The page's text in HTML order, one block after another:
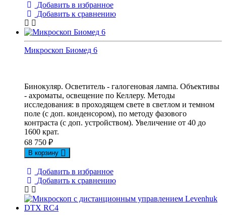
Добавить в избранное
Добавить к сравнению
Микpоскоп Биомед 6
Бинокуляр. Осветитель - галогеновая лампа. Объективы
- ахроматы, освещение по Келлеру. Методы
исследования: в проходящем свете в светлом и темном
поле (с доп. конденсором), по методу фазового
контраста (с доп. устройством). Увеличение от 40 до
1600 крат.
68 750 ₽
В корзину
Добавить в избранное
Добавить к сравнению